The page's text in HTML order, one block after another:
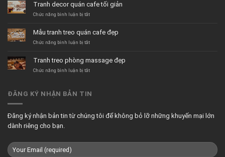
tường
quán
hiện
đại
Tranh decor quán cafe tối giản
Chức năng bình luận bị tắtở
quán
cafe
Mẫu tranh treo quán cafe đẹp
Chức năng bình luận bị tắtở
treo
quán
Tranh treo phòng massage đẹp
Chức năng bình luận bị tắtở
phòng
ĐĂNG KÝ NHẬN BẢN TIN
Đăng ký nhận bản tin từ chúng tôi để không bỏ lỡ những khuyến mại lớn
dành riêng cho bạn.